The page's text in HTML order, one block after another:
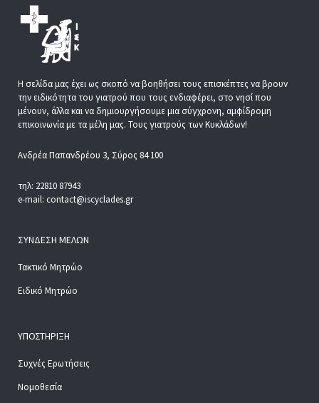
Η σελίδα μας έχει ως σκοπό να βοηθήσει τους επισκέπτες να βρουν
την ειδικότητα του γιατρού που τους ενδιαφέρει, στο νησί που
μένουν, άλλα και να δημιουργήσουμε μια σύγχρονη, αμφίδρομη
επικοινωνία με τα μέλη μας. Τους γιατρούς των Κυκλάδων!
Ανδρέα Παπανδρέου 3, Σύρος 84 100
τηλ: 22810 87943
e-mail: contact@iscyclades.gr
ΣΎΝΔΕΣΗ ΜΕΛΏΝ
Τακτικό Μητρώο
Ειδικό Μητρώο
ΥΠΟΣΤΉΡΙΞΗ
Συχνές Ερωτήσεις
Νομοθεσία